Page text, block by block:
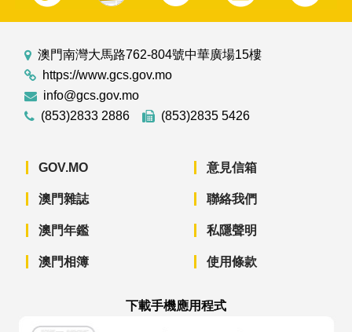
澳門南灣大馬路762-804號中華廣場15樓
https://www.gcs.gov.mo
info@gcs.gov.mo
(853)2833 2886
(853)2835 5426
GOV.MO
澳門雜誌
澳門年鑑
澳門相簿
意見信箱
聯絡我們
私隱聲明
使用條款
下載手機應用程式